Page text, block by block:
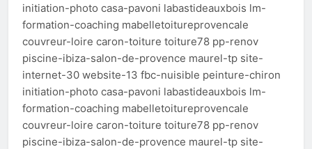
initiation-photo casa-pavoni labastideauxbois lm-
formation-coaching mabelletoitureprovencale
couvreur-loire caron-toiture toiture78 pp-renov
piscine-ibiza-salon-de-provence maurel-tp site-
internet-30 website-13 fbc-nuisible peinture-chiron
initiation-photo casa-pavoni labastideauxbois lm-
formation-coaching mabelletoitureprovencale
couvreur-loire caron-toiture toiture78 pp-renov
piscine-ibiza-salon-de-provence maurel-tp site-